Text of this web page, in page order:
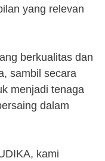
yang relevan
berkualitas dan
sambil secara
menjadi tenaga
dalam
kami